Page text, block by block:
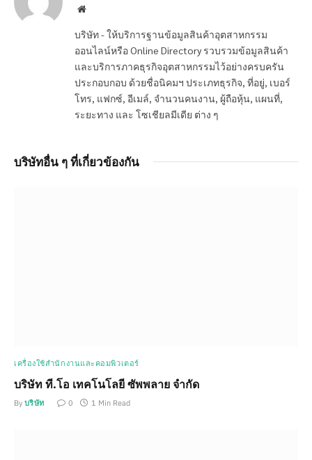
Website
บริษัท - ให้บริการฐานข้อมูลสินค้าอุตสาหกรรม
ออนไลน์หรือ Online Directory รวบรวมข้อมูลสินค้า
และบริการภาคธุรกิจอุตสาหกรรมไว้อย่างครบครัน
ประกอบกอบ ด้วยชื่อนิคมฯ ประเภทธุรกิจ, ที่อยู่, เบอร์
โทร, แฟกซ์, อีเมล์, จำนวนคนงาน, ผู้ถือหุ้น, แผนที่,
ระยะทาง และ โซเชียลมีเดีย ต่าง ๆ
บริษัทอื่น ๆ ที่เกี่ยวข้องกัน
เครื่องใช้สำนักงานและคอมพิวเตอร์
บริษัท ที.โอ เทคโนโลยี ซัพพลาย จำกัด
By บริษัท 0 1 Min Read